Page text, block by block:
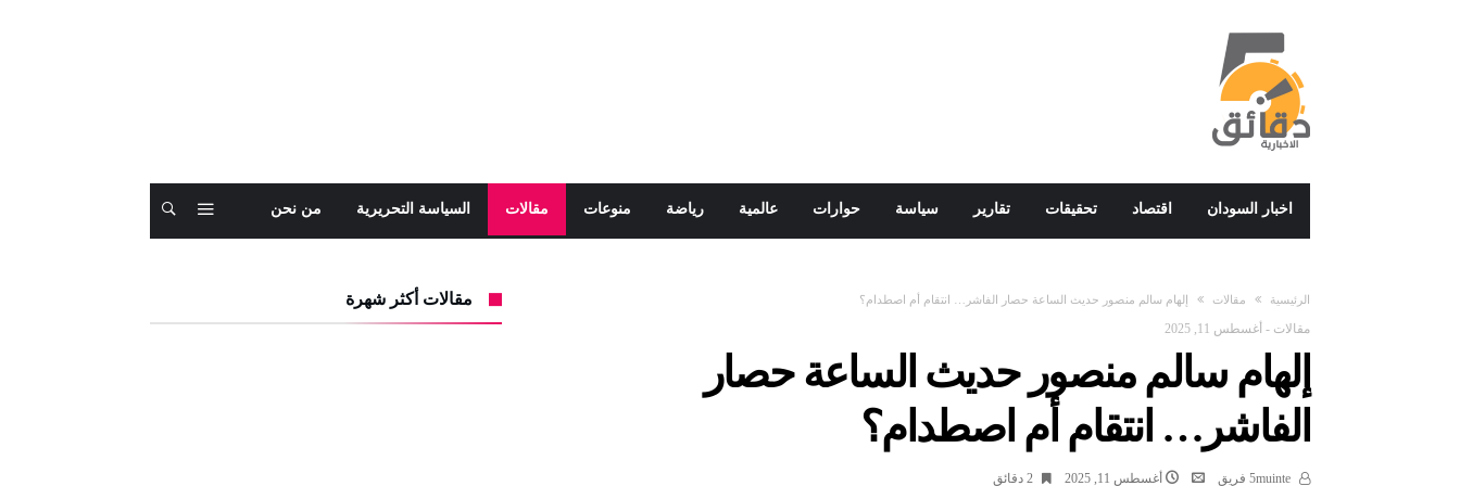
اخبار السودان اقتصاد تحقيقات تقارير سياسة حوارات عالمية رياضة منوعات مقالات السياسة التحريرية من نحن
‫الرئيسية‬ مقالات إلهام سالم منصور حديث الساعة حصار الفاشر… انتقام أم اصطدام؟
مقالات - أغسطس 11, 2025
إلهام سالم منصور حديث الساعة حصار
الفاشر… انتقام أم اصطدام؟
أغسطس 11, 2025 2 ‫دقائق‬
مقالات أكثر شهرة